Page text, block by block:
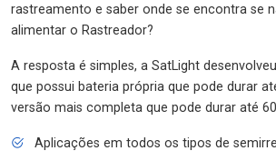
rastreamento e saber onde se encontra se
alimentar o Rastreador?
A resposta é simples, a SatLight
que possui bateria própria que pode durar
versão mais completa que pode durar até
Aplicações em todos os tipos de